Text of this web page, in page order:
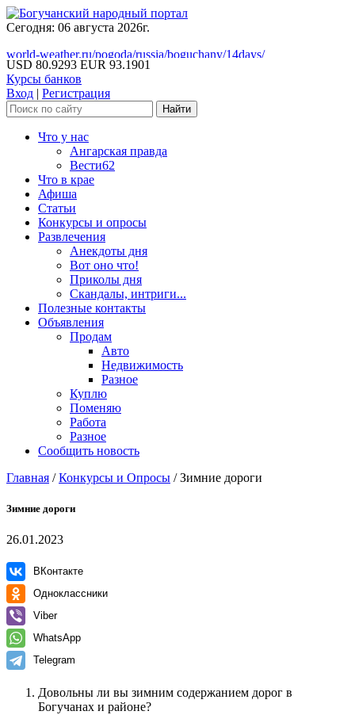
Сегодня: 06 августа 2026г.
world-weather.ru/pogoda/russia/boguchany/14days/
USD 80.9293 EUR 93.1901
Курсы банков
Вход | Регистрация
Что у нас
Ангарская правда
Вести62
Что в крае
Афиша
Статьи
Конкурсы и опросы
Развлечения
Анекдоты дня
Вот оно что!
Приколы дня
Скандалы, интриги...
Полезные контакты
Объявления
Продам
Авто
Недвижимость
Разное
Куплю
Поменяю
Работа
Разное
Сообщить новость
Главная /Конкурсы и Опросы /Зимние дороги
Зимние дороги
26.01.2023
ВКонтакте
Одноклассники
Viber
WhatsApp
Telegram
Довольны ли вы зимним содержанием дорог в
Богучанах и районе?